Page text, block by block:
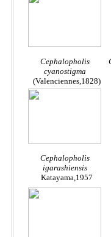
Cephalopholis
cyanostigma
(Valenciennes,1828)
Cephalopholis
igarashiensis
Katayama,1957